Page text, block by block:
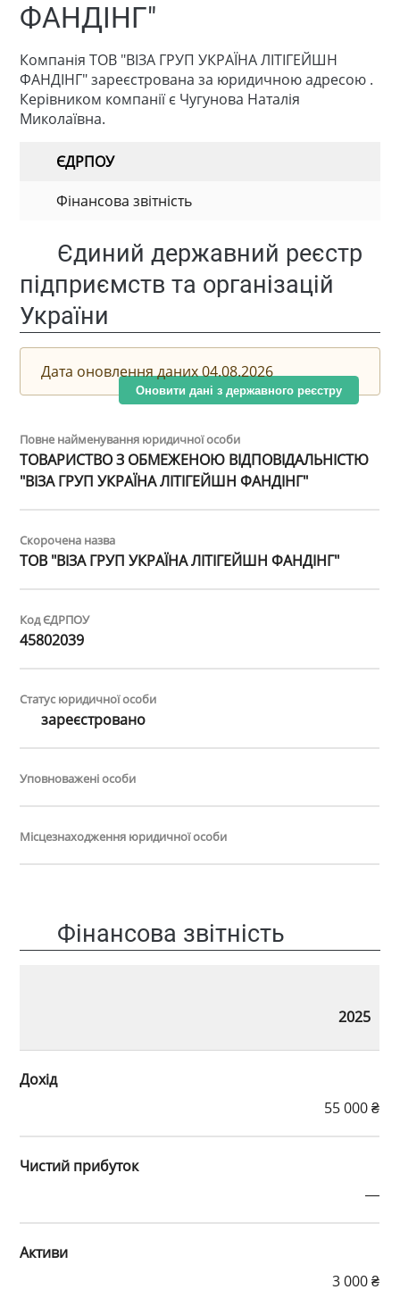
ФАНДІНГ"
Компанія ТОВ "ВІЗА ГРУП УКРАЇНА ЛІТІГЕЙШН
ФАНДІНГ" зареєстрована за юридичною адресою .
Керівником компанії є Чугунова Наталія
Миколаївна.
ЄДРПОУ
Фінансова звітність
Єдиний державний реєстр
підприємств та організацій
України
Дата оновлення даних 04.08.2026
Оновити дані з державного реєстру
Повне найменування юридичної особи
ТОВАРИСТВО З ОБМЕЖЕНОЮ ВІДПОВІДАЛЬНІСТЮ
"ВІЗА ГРУП УКРАЇНА ЛІТІГЕЙШН ФАНДІНГ"
Скорочена назва
ТОВ "ВІЗА ГРУП УКРАЇНА ЛІТІГЕЙШН ФАНДІНГ"
Код ЄДРПОУ
45802039
Статус юридичної особи
зареєстровано
Уповноважені особи
Місцезнаходження юридичної особи
Фінансова звітність
2025
Дохід
55 000 ₴
Чистий прибуток
—
Активи
3 000 ₴